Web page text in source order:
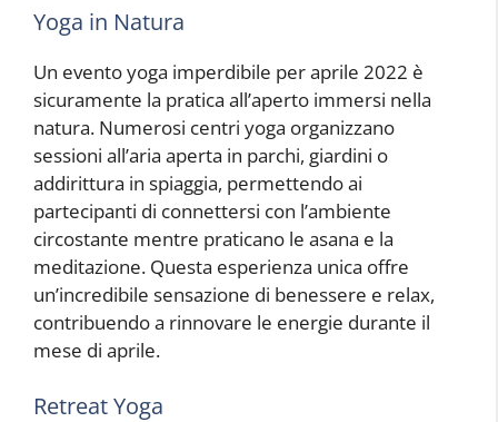
Yoga in Natura
Un evento yoga imperdibile per aprile 2022 è
sicuramente la pratica all’aperto immersi nella
natura. Numerosi centri yoga organizzano
sessioni all’aria aperta in parchi, giardini o
addirittura in spiaggia, permettendo ai
partecipanti di connettersi con l’ambiente
circostante mentre praticano le asana e la
meditazione. Questa esperienza unica offre
un’incredibile sensazione di benessere e relax,
contribuendo a rinnovare le energie durante il
mese di aprile.
Retreat Yoga